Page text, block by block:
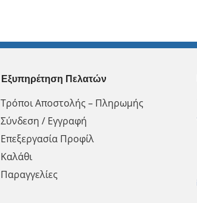
Εξυπηρέτηση Πελατών
Τρόποι Αποστολής – Πληρωμής
Σύνδεση / Εγγραφή
Επεξεργασία Προφίλ
Καλάθι
Παραγγελίες